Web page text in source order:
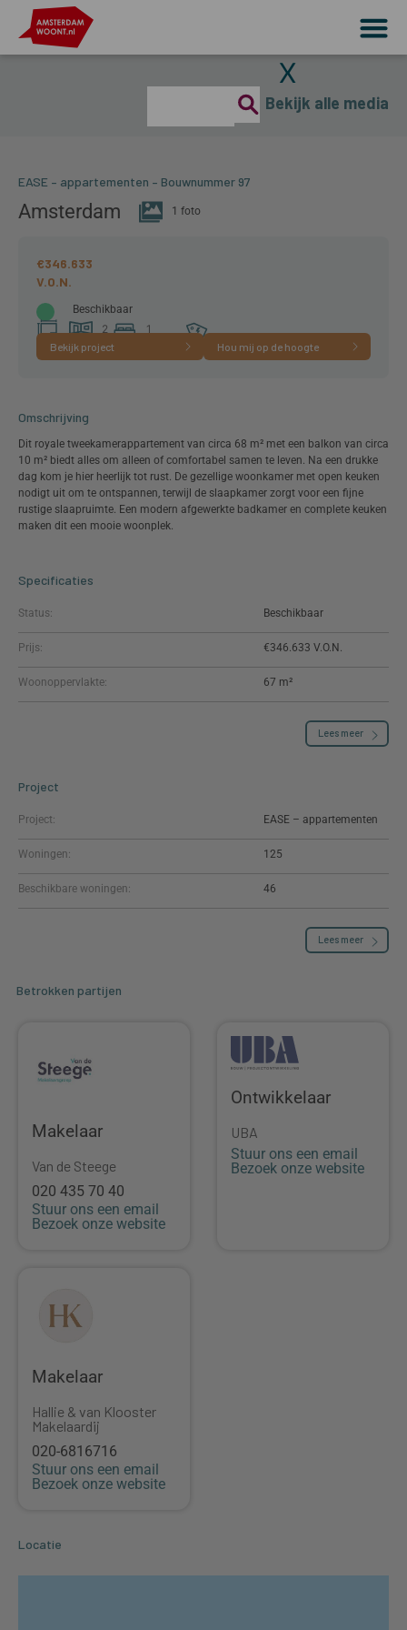
X
Bekijk alle media
EASE – appartementen – Bouwnummer 97
Amsterdam 1 foto
€346.633
Beschikbaar
67 m²
2
kamer(s)
1
slaapkamer(s) A+++
Bekijk project Hou mij op de hoogte
Omschrijving
Dit royale tweekamerappartement van circa 68 m² met een balkon van circa
10 m² biedt alles om alleen of comfortabel samen te leven. Na een drukke
dag kom je hier heerlijk tot rust. De gezellige woonkamer met open keuken
nodigt uit om te ontspannen, terwijl de slaapkamer zorgt voor een fijne
rustige slaapruimte. Een modern afgewerkte badkamer en complete keuken
maken dit een mooie woonplek.
Specificaties
Status: Beschikbaar
Prijs: €346.633
Woonoppervlakte: 67 m²
Lees meer
Project
Project: EASE – appartementen
Woningen: 125
Beschikbare woningen: 46
Lees meer
Betrokken partijen
Makelaar
Van de Steege
020 435 70 40
Stuur ons een email
Bezoek onze website
Ontwikkelaar
UBA
Stuur ons een email
Bezoek onze website
Makelaar
Hallie & van Klooster
Makelaardij
020-6816716
Stuur ons een email
Bezoek onze website
Locatie